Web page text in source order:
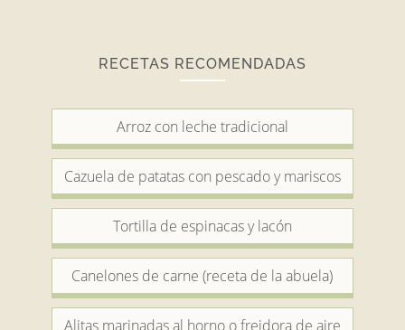
RECETAS RECOMENDADAS
Arroz con leche tradicional
Cazuela de patatas con pescado y mariscos
Tortilla de espinacas y lacón
Canelones de carne (receta de la abuela)
Alitas marinadas al horno o freidora de aire